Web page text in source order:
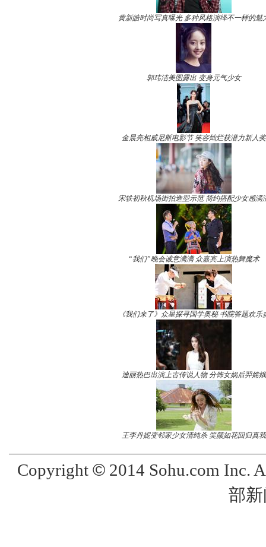
黄新皓时尚写真曝光 多种风格演绎不一样的魅
郭玮洁美图露出 变身元气少女
金晨亮相威尼斯电影节 笑容灿烂获潜力新人奖
宋轶初秋机场街拍造型示范 简约搭配少女感满
“我们”晚会诚意满满 众嘉宾上演热舞魔术
《我们来了》众星探寻国学奥秘 书院答题欢乐
迪丽热巴出演上古传说人物 分饰女娲后羿嫦娥
王李丹妮变邻家少女清纯杀 笑颜如花回归真我
Copyright ©2014 Sohu.com Inc.
部